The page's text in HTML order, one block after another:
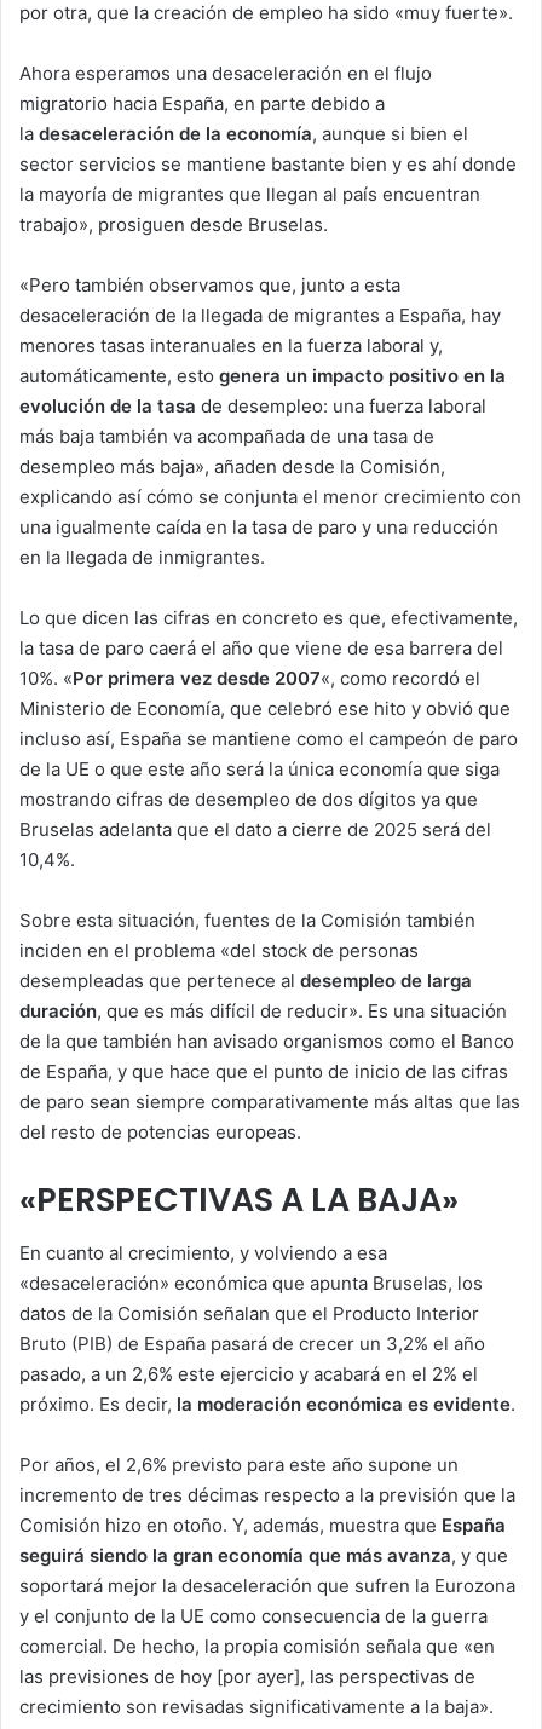
por otra, que la creación de empleo ha sido «muy fuerte».
Ahora esperamos una desaceleración en el flujo
migratorio hacia España, en parte debido a
la desaceleración de la economía, aunque si bien el
sector servicios se mantiene bastante bien y es ahí donde
la mayoría de migrantes que llegan al país encuentran
trabajo», prosiguen desde Bruselas.
«Pero también observamos que, junto a esta
desaceleración de la llegada de migrantes a España, hay
menores tasas interanuales en la fuerza laboral y,
automáticamente, esto genera un impacto positivo en la
evolución de la tasa de desempleo: una fuerza laboral
más baja también va acompañada de una tasa de
desempleo más baja», añaden desde la Comisión,
explicando así cómo se conjunta el menor crecimiento con
una igualmente caída en la tasa de paro y una reducción
en la llegada de inmigrantes.
Lo que dicen las cifras en concreto es que, efectivamente,
la tasa de paro caerá el año que viene de esa barrera del
10%. «Por primera vez desde 2007«, como recordó el
Ministerio de Economía, que celebró ese hito y obvió que
incluso así, España se mantiene como el campeón de paro
de la UE o que este año será la única economía que siga
mostrando cifras de desempleo de dos dígitos ya que
Bruselas adelanta que el dato a cierre de 2025 será del
10,4%.
Sobre esta situación, fuentes de la Comisión también
inciden en el problema «del stock de personas
desempleadas que pertenece al desempleo de larga
duración, que es más difícil de reducir». Es una situación
de la que también han avisado organismos como el Banco
de España, y que hace que el punto de inicio de las cifras
de paro sean siempre comparativamente más altas que las
del resto de potencias europeas.
«PERSPECTIVAS A LA BAJA»
En cuanto al crecimiento, y volviendo a esa
«desaceleración» económica que apunta Bruselas, los
datos de la Comisión señalan que el Producto Interior
Bruto (PIB) de España pasará de crecer un 3,2% el año
pasado, a un 2,6% este ejercicio y acabará en el 2% el
próximo. Es decir, la moderación económica es evidente.
Por años, el 2,6% previsto para este año supone un
incremento de tres décimas respecto a la previsión que la
Comisión hizo en otoño. Y, además, muestra que España
seguirá siendo la gran economía que más avanza, y que
soportará mejor la desaceleración que sufren la Eurozona
y el conjunto de la UE como consecuencia de la guerra
comercial. De hecho, la propia comisión señala que «en
las previsiones de hoy [por ayer], las perspectivas de
crecimiento son revisadas significativamente a la baja».